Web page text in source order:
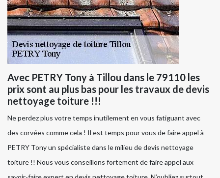
Avec PETRY Tony à Tillou dans le 79110 les
prix sont au plus bas pour les travaux de devis
nettoyage toiture !!!
Ne perdez plus votre temps inutilement en vous fatiguant avec
des corvées comme cela ! Il est temps pour vous de faire appel à
PETRY Tony un spécialiste dans le milieu de devis nettoyage
toiture !! Nous vous conseillons fortement de faire appel aux